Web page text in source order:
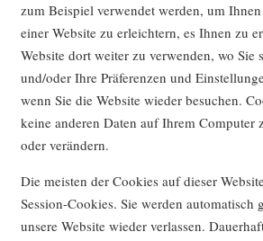
zum Beispiel verwendet werden, um
einer Website zu erleichtern, es Ihnen zu
Website dort weiter zu verwenden, wo Sie
und/oder Ihre Präferenzen und
wenn Sie die Website wieder besuchen.
keine anderen Daten auf Ihrem Computer
oder verändern.
Die meisten der Cookies auf dieser
Session-Cookies. Sie werden automatisch
unsere Website wieder verlassen.